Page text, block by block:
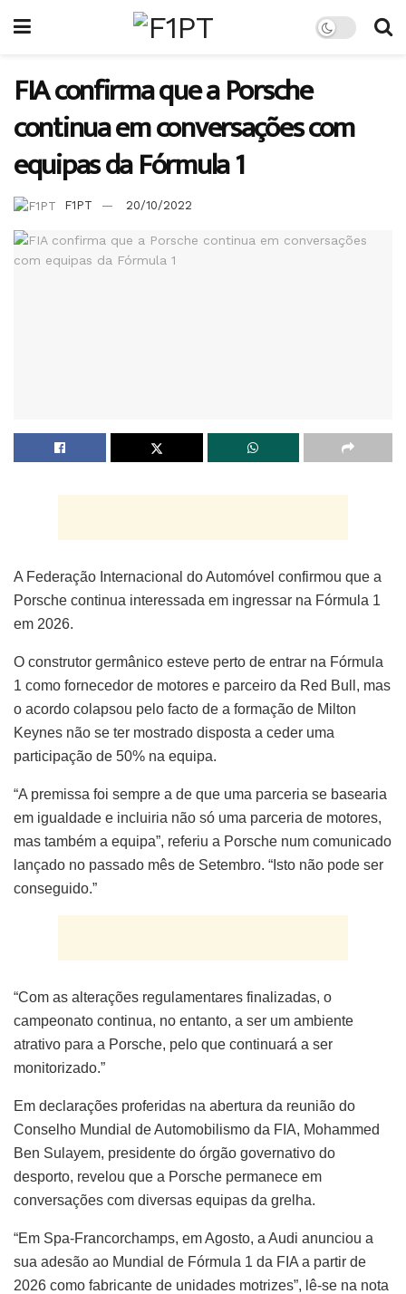
FIA confirma que a Porsche
continua em conversações com
equipas da Fórmula 1
F1PT 20/10/2022
A Federação Internacional do Automóvel confirmou que a
Porsche continua interessada em ingressar na Fórmula 1
em 2026.
O construtor germânico esteve perto de entrar na Fórmula
1 como fornecedor de motores e parceiro da Red Bull, mas
o acordo colapsou pelo facto de a formação de Milton
Keynes não se ter mostrado disposta a ceder uma
participação de 50% na equipa.
“A premissa foi sempre a de que uma parceria se basearia
em igualdade e incluiria não só uma parceria de motores,
mas também a equipa”, referiu a Porsche num comunicado
lançado no passado mês de Setembro. “Isto não pode ser
conseguido.”
“Com as alterações regulamentares finalizadas, o
campeonato continua, no entanto, a ser um ambiente
atrativo para a Porsche, pelo que continuará a ser
monitorizado.”
Em declarações proferidas na abertura da reunião do
Conselho Mundial de Automobilismo da FIA, Mohammed
Ben Sulayem, presidente do órgão governativo do
desporto, revelou que a Porsche permanece em
conversações com diversas equipas da grelha.
“Em Spa-Francorchamps, em Agosto, a Audi anunciou a
sua adesão ao Mundial de Fórmula 1 da FIA a partir de
2026 como fabricante de unidades motrizes”, lê-se na nota